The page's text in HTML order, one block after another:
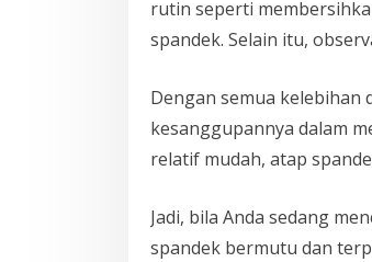
rutin seperti
spandek. Selain itu,
Dengan semua
kesanggupannya dalam
relatif mudah, atap
Jadi, bila Anda sedang
spandek bermutu dan